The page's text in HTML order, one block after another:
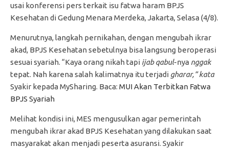
usai konferensi pers terkait isu fatwa haram BPJS
Kesehatan di Gedung Menara Merdeka, Jakarta, Selasa (4/8).
Menurutnya, langkah pernikahan, dengan mengubah ikrar
akad, BPJS Kesehatan sebetulnya bisa langsung beroperasi
sesuai syariah. “Kaya orang nikah tapi ijab qabul-nya nggak
tepat. Nah karena salah kalimatnya itu terjadi gharar,” kata
Syakir kepada MySharing. Baca: MUI Akan Terbitkan Fatwa
BPJS Syariah
Melihat kondisi ini, MES mengusulkan agar pemerintah
mengubah ikrar akad BPJS Kesehatan yang dilakukan saat
masyarakat akan menjadi peserta asuransi. Syakir